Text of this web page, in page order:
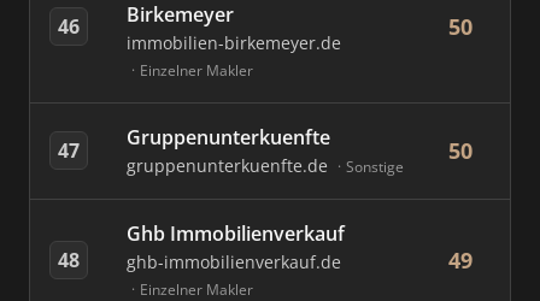
46
Birkemeyer
immobilien-birkemeyer.de
Einzelner Makler
50
47 Gruppenunterkuenfte
gruppenunterkuenfte.de Sonstige
50
48
Ghb Immobilienverkauf
ghb-immobilienverkauf.de
Einzelner Makler
49